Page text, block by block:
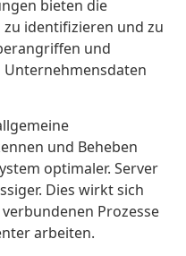
bieten die
identifizieren und zu
und
und Beheben
optimaler. Server
Dies wirkt sich
Prozesse
arbeiten.